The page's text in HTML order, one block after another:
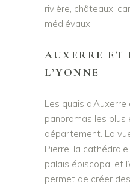
rivière, châteaux,
médiévaux.
AUXERRE ET
L’YONNE
Les quais d’Auxerre
panoramas les plus
département. La
Pierre, la cathédrale
palais épiscopal et
permet de créer